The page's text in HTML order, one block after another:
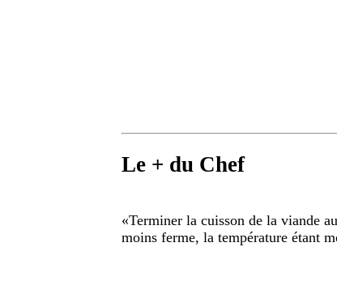
Le + du Chef
«Terminer la cuisson de la viande
moins ferme, la température étant